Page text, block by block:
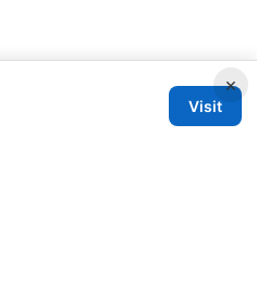
×
Visit